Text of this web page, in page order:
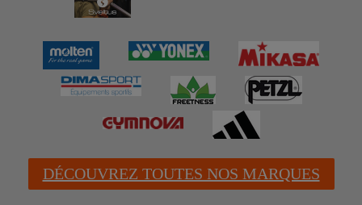
DÉCOUVREZ TOUTES NOS MARQUES